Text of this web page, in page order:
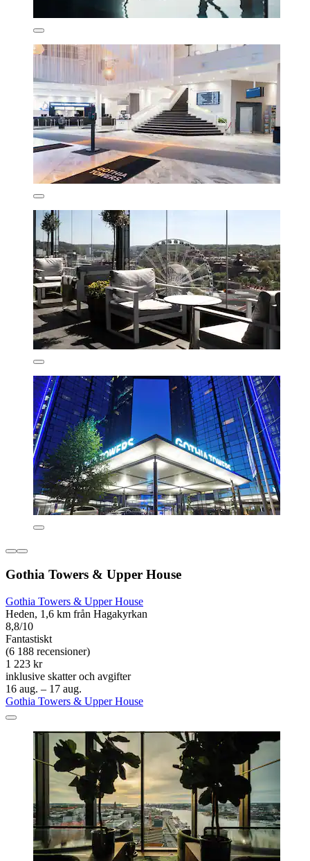
Gothia Towers & Upper House
Gothia Towers & Upper House
Heden, 1,6 km från Hagakyrkan
8,8/10
Fantastiskt
(6 188 recensioner)
1 223 kr
inklusive skatter och avgifter
16 aug. – 17 aug.
Gothia Towers & Upper House